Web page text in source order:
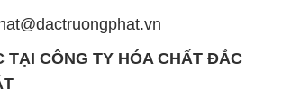
TẠI CÔNG TY HÓA CHẤT ĐẮC